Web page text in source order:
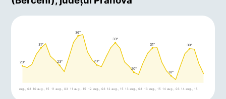
23°
10 aug., 03
31°
10 aug., 15
23°
11 aug., 03
36°
11 aug., 15
23°
12 aug., 03
33°
12 aug., 15
20°
13 aug., 03
31°
13 aug., 15
18°
14 aug., 03
30°
14 aug., 15